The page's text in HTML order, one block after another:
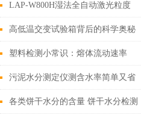
LAP-W800H湿法全自动激光粒度
分析仪厂家
高低温交变试验箱背后的科学奥秘
塑料检测小常识：熔体流动速率
污泥水分测定仪测含水率简单又省
时
各类饼干水分的含量 饼干水分检测